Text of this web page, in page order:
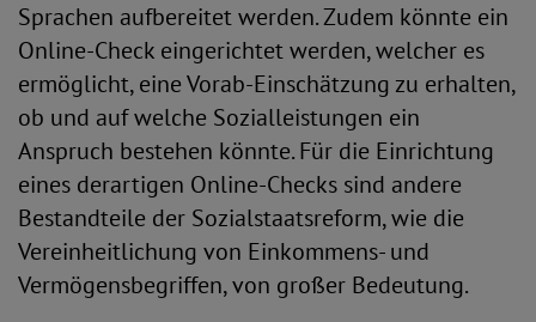
Sprachen aufbereitet werden. Zudem könnte ein
Online-Check eingerichtet werden, welcher es
ermöglicht, eine Vorab-Einschätzung zu erhalten,
ob und auf welche Sozialleistungen ein
Anspruch bestehen könnte. Für die Einrichtung
eines derartigen Online-Checks sind andere
Bestandteile der Sozialstaatsreform, wie die
Vereinheitlichung von Einkommens- und
Vermögensbegriffen, von großer Bedeutung.